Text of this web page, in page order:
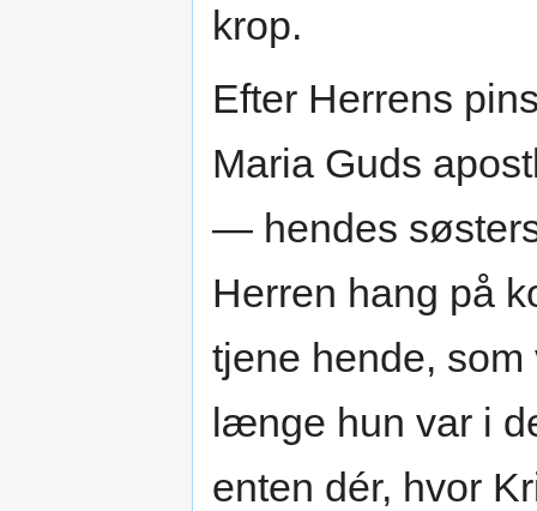
krop.
Efter Herrens
Maria Guds
— hendes
Herren hang på
tjene hende,
længe hun var i
enten dér, hvor